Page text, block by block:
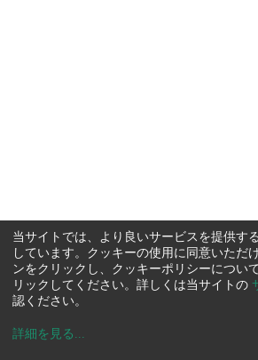
当サイトでは、より良いサービスを提供す
しています。クッキーの使用に同意いただ
ンをクリックし、クッキーポリシーについ
リックしてください。詳しくは当サイトの
認ください。
詳細を見る ...